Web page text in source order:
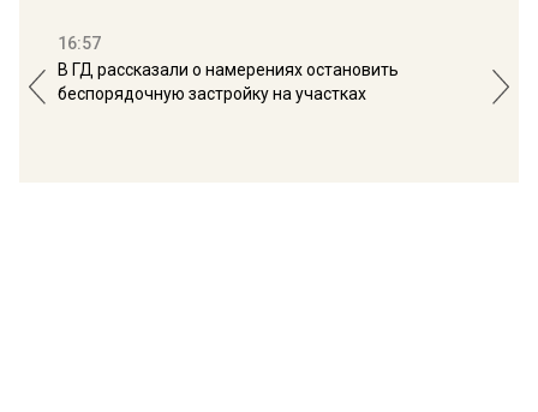
16:57
В ГД рассказали о намерениях остановить
беспорядочную застройку на участках